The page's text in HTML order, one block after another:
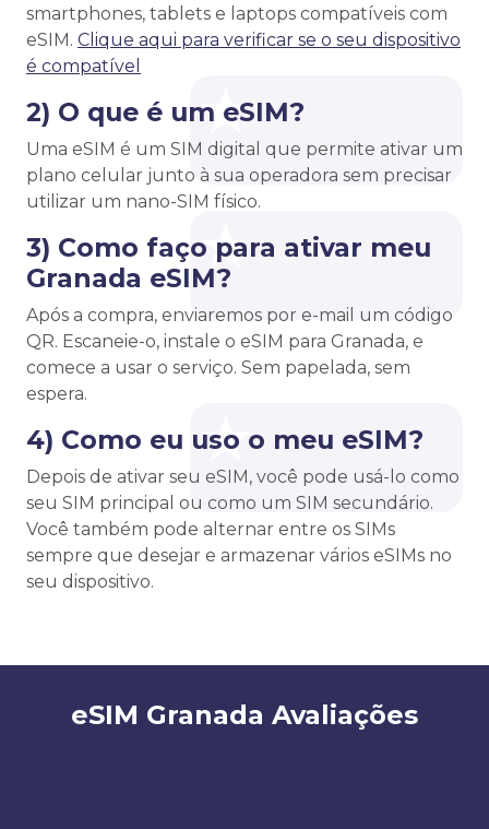
smartphones, tablets e laptops compatíveis com
eSIM. Clique aqui para verificar se o seu dispositivo
é compatível
2) O que é um eSIM?
Uma eSIM é um SIM digital que permite ativar um
plano celular junto à sua operadora sem precisar
utilizar um nano-SIM físico.
3) Como faço para ativar meu
Granada eSIM?
Após a compra, enviaremos por e-mail um código
QR. Escaneie-o, instale o eSIM para Granada, e
comece a usar o serviço. Sem papelada, sem
espera.
4) Como eu uso o meu eSIM?
Depois de ativar seu eSIM, você pode usá-lo como
seu SIM principal ou como um SIM secundário.
Você também pode alternar entre os SIMs
sempre que desejar e armazenar vários eSIMs no
seu dispositivo.
eSIM Granada Avaliações